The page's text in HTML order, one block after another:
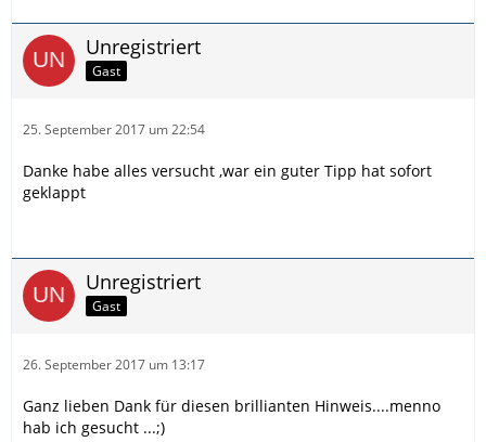
Unregistriert
Gast
25. September 2017 um 22:54
Danke habe alles versucht ,war ein guter Tipp hat sofort
geklappt
Unregistriert
Gast
26. September 2017 um 13:17
Ganz lieben Dank für diesen brillianten Hinweis....menno
hab ich gesucht ...;)